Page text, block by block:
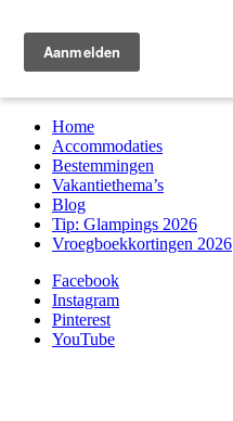
Home
Accommodaties
Bestemmingen
Vakantiethema’s
Blog
Tip: Glampings 2026
Vroegboekkortingen 2026
Facebook
Instagram
Pinterest
YouTube